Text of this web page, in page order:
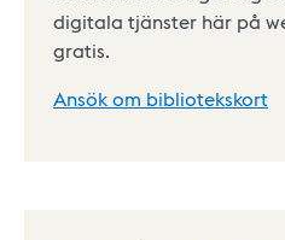
digitala tjänster här på
gratis.
Ansök om bibliotekskort